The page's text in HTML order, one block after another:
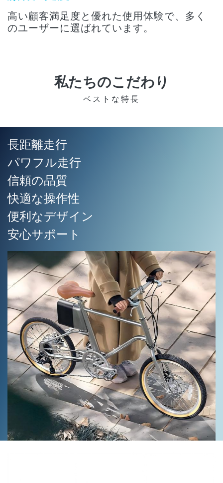
高い顧客満足度と優れた使用体験で、多く
のユーザーに選ばれています。
私たちのこだわり
ベストな特長
長距離走行
パワフル走行
信頼の品質
快適な操作性
便利なデザイン
安心サポート